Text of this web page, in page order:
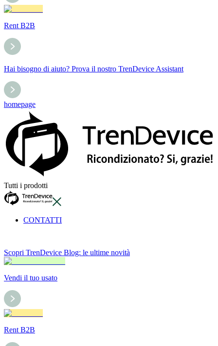
Rent B2B
Hai bisogno di aiuto? Prova il nostro TrenDevice Assistant
homepage
Tutti i prodotti
CONTATTI
Scopri TrenDevice Blog: le ultime novità
Vendi il tuo usato
Rent B2B